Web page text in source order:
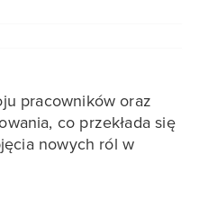
pracowników oraz
co przekłada się
nowych ról w